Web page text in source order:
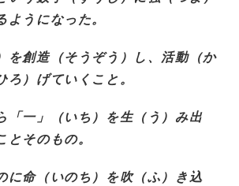
ようになった。
を創造（そうぞう）し、活動（か
）げていくこと。
「一」（いち）を生（う）み出
とそのもの。
に命（いのち）を吹（ふ）き込